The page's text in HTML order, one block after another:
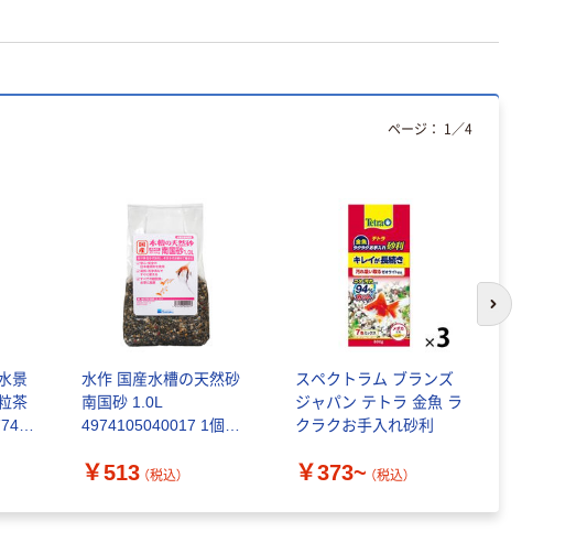
景
茶
1
水作 国産水槽の天然砂
南国砂 1.0L
4974105040017 1個
￥513 （税込）
スペクトラム ブランズ
ジャパン テトラ 金魚 ラ
クラクお手入れ砂利
￥373~ （税込）
ページ： 1 ／4
次のスライド